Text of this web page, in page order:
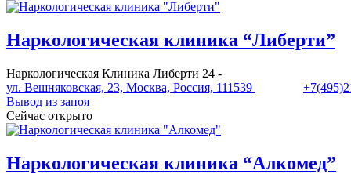
Наркологическая клиника “Либерти”
Наркологическая Клиника Либерти 24 -
ул. Вешняковская, 23, Москва, Россия, 111539
Вывод из запоя
Сейчас открыто
Наркологическая клиника “Алкомед”